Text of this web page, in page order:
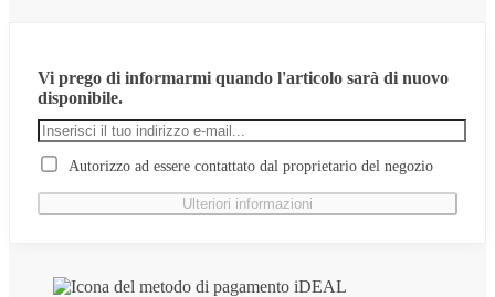
Vi prego di informarmi quando l'articolo sarà di nuovo
disponibile.
Autorizzo ad essere contattato dal proprietario del negozio